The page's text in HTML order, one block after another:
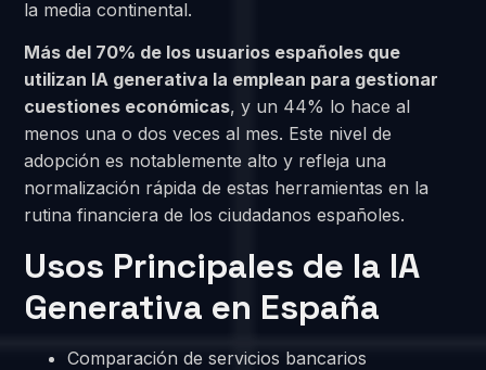
la media continental.
Más del 70% de los usuarios españoles que
utilizan IA generativa la emplean para gestionar
cuestiones económicas, y un 44% lo hace al
menos una o dos veces al mes. Este nivel de
adopción es notablemente alto y refleja una
normalización rápida de estas herramientas en la
rutina financiera de los ciudadanos españoles.
Usos Principales de la IA
Generativa en España
Comparación de servicios bancarios